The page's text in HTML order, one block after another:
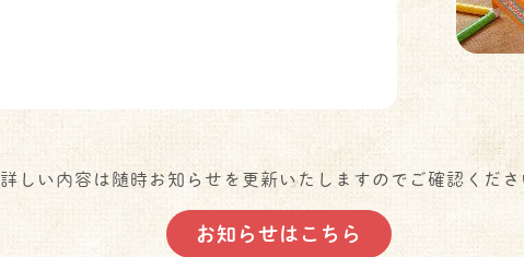
詳しい内容は随時お知らせを更新いたしますのでご確認くだ
お知らせはこちら